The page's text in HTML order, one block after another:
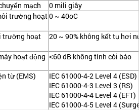
mạch
0 mili giây
trường hoạt0 ~ 40oC
trường hoạt
20 ~ 90% không kết tụ hơi
hoạt động ˂60 dB không tính còi báo
từ (EMS)
IEC 61000-4-2 Level 4 (ESD)
IEC 61000-4-3 Level 3 (RS)
IEC 61000-4-4 Level 4 (EFT)
IEC 61000-4-5 Level 4